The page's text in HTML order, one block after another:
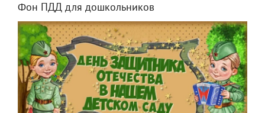
Фон ПДД для дошкольников